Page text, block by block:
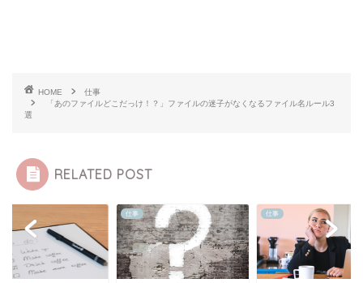
HOME
仕事
「あのファイルどこだっけ！？」ファイルの迷子がなくなるファイル名ルール3
選
RELATED POST
仕事 仕事